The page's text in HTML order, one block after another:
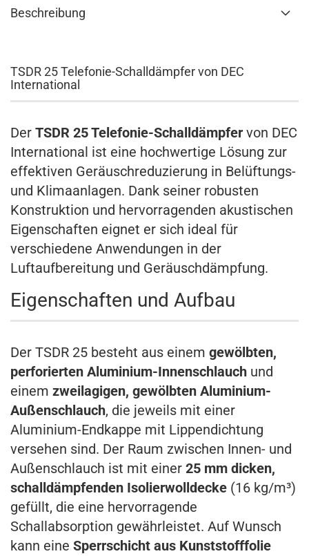
Beschreibung
TSDR 25 Telefonie-Schalldämpfer von DEC
International
Der TSDR 25 Telefonie-Schalldämpfer von DEC
International ist eine hochwertige Lösung zur
effektiven Geräuschreduzierung in Belüftungs-
und Klimaanlagen. Dank seiner robusten
Konstruktion und hervorragenden akustischen
Eigenschaften eignet er sich ideal für
verschiedene Anwendungen in der
Luftaufbereitung und Geräuschdämpfung.
Eigenschaften und Aufbau
Der TSDR 25 besteht aus einem gewölbten,
perforierten Aluminium-Innenschlauch und
einem zweilagigen, gewölbten Aluminium-
Außenschlauch, die jeweils mit einer
Aluminium-Endkappe mit Lippendichtung
versehen sind. Der Raum zwischen Innen- und
Außenschlauch ist mit einer 25 mm dicken,
schalldämpfenden Isolierwolldecke (16 kg/m³)
gefüllt, die eine hervorragende
Schallabsorption gewährleistet. Auf Wunsch
kann eine Sperrschicht aus Kunststofffolie